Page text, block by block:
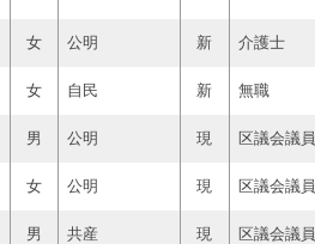
女 公明 新 介護士
女 自民 新 無職
男 公明 現 区議会議員
女 公明 現 区議会議員
男 共産 現 区議会議員